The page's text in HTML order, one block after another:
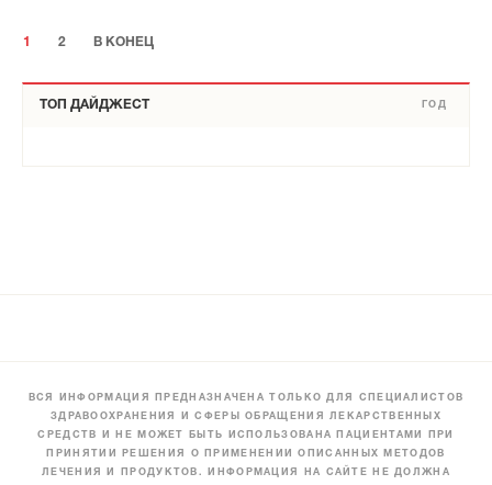
1 2 В КОНЕЦ
ТОП ДАЙДЖЕСТ ГОД
ВСЯ ИНФОРМАЦИЯ ПРЕДНАЗНАЧЕНА ТОЛЬКО ДЛЯ СПЕЦИАЛИСТОВ
ЗДРАВООХРАНЕНИЯ И СФЕРЫ ОБРАЩЕНИЯ ЛЕКАРСТВЕННЫХ
СРЕДСТВ И НЕ МОЖЕТ БЫТЬ ИСПОЛЬЗОВАНА ПАЦИЕНТАМИ ПРИ
ПРИНЯТИИ РЕШЕНИЯ О ПРИМЕНЕНИИ ОПИСАННЫХ МЕТОДОВ
ЛЕЧЕНИЯ И ПРОДУКТОВ. ИНФОРМАЦИЯ НА САЙТЕ НЕ ДОЛЖНА